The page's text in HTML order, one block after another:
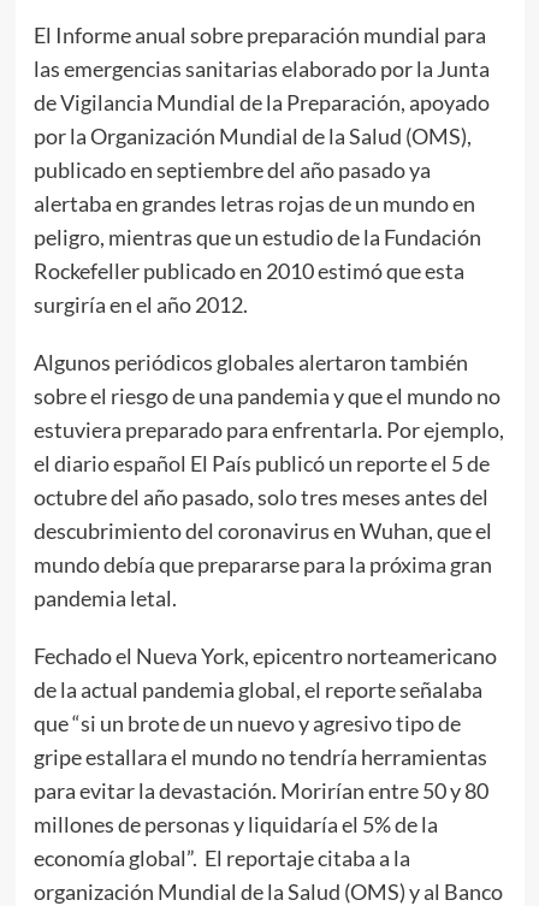
El Informe anual sobre preparación mundial para
las emergencias sanitarias elaborado por la Junta
de Vigilancia Mundial de la Preparación, apoyado
por la Organización Mundial de la Salud (OMS),
publicado en septiembre del año pasado ya
alertaba en grandes letras rojas de un mundo en
peligro, mientras que un estudio de la Fundación
Rockefeller publicado en 2010 estimó que esta
surgiría en el año 2012.
Algunos periódicos globales alertaron también
sobre el riesgo de una pandemia y que el mundo no
estuviera preparado para enfrentarla. Por ejemplo,
el diario español El País publicó un reporte el 5 de
octubre del año pasado, solo tres meses antes del
descubrimiento del coronavirus en Wuhan, que el
mundo debía que prepararse para la próxima gran
pandemia letal.
Fechado el Nueva York, epicentro norteamericano
de la actual pandemia global, el reporte señalaba
que “si un brote de un nuevo y agresivo tipo de
gripe estallara el mundo no tendría herramientas
para evitar la devastación. Morirían entre 50 y 80
millones de personas y liquidaría el 5% de la
economía global”. El reportaje citaba a la
organización Mundial de la Salud (OMS) y al Banco